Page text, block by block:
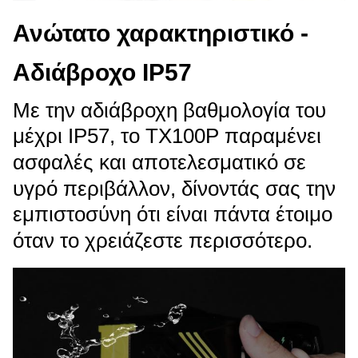
Ανώτατο χαρακτηριστικό -
Αδιάβροχο IP57
Με την αδιάβροχη βαθμολογία του
μέχρι IP57, το TX100P παραμένει
ασφαλές και αποτελεσματικό σε
υγρό περιβάλλον, δίνοντάς σας την
εμπιστοσύνη ότι είναι πάντα έτοιμο
όταν το χρειάζεστε περισσότερο.